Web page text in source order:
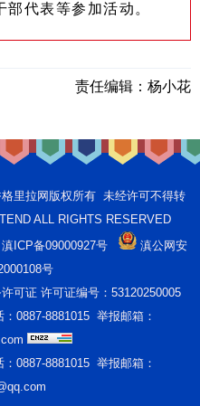
代表等参加活动。
责任编辑： 杨小花
里拉网版权所有 未经许可不得转
ALL RIGHTS RESERVED
ICP备09000927号
滇公网安
号
可证 许可证编号：53120250005
0887-8881015 举报邮箱：
0887-8881015 举报邮箱：